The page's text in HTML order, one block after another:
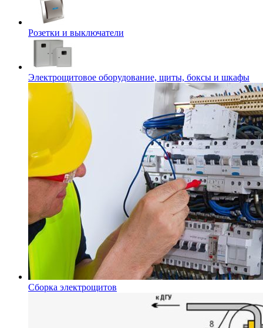
Розетки и выключатели
Электрощитовое оборудование, щиты, боксы и шкафы
Сборка электрощитов